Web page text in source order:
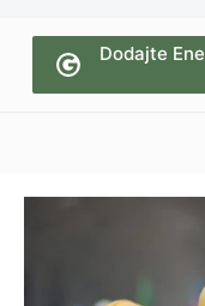
Dodajte